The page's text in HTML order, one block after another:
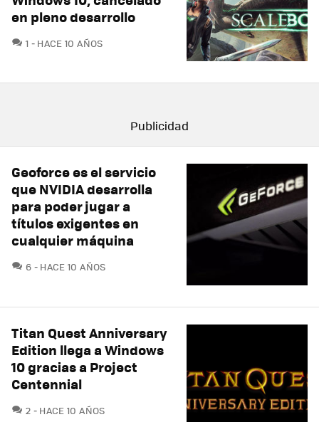
en pleno desarrollo
1 COMENTARIOS
HACE 10 AÑOS
Geoforce es el servicio
que NVIDIA desarrolla
para poder jugar a
títulos exigentes en
cualquier máquina
6 COMENTARIOS
HACE 10 AÑOS
Titan Quest Anniversary
Edition llega a Windows
10 gracias a Project
Centennial
2 COMENTARIOS
HACE 10 AÑOS